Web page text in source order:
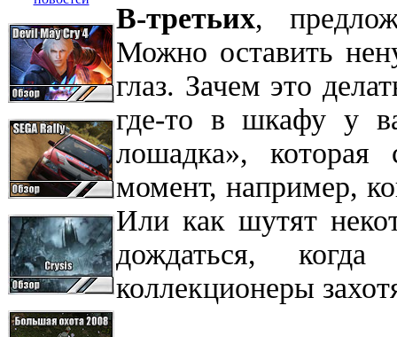
В-третьих,
Можно оставить
глаз. Зачем это
где-то в шкафу у
лошадка»,
момент, например,
Или как шутят
дождаться,
коллекционеры